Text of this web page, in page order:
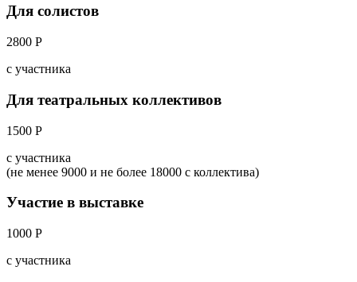
Для солистов
2800 Р
с участника
Для театральных коллективов
1500 Р
с участника
(не менее 9000 и не более 18000 с коллектива)
Участие в выставке
1000 Р
с участника